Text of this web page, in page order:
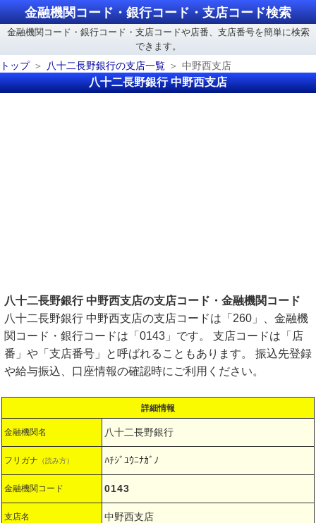
金融機関コード・銀行コード・支店コード検索
金融機関コード・銀行コード・支店コードや店番、支店番号を簡単に検索
できます。
トップ
八十二長野銀行の支店一覧 中野西支店
八十二長野銀行 中野西支店
八十二長野銀行 中野西支店の支店コード・金融機関コード
八十二長野銀行 中野西支店の支店コードは「260」、金融機
関コード・銀行コードは「0143」です。 支店コードは「店
番」や「支店番号」と呼ばれることもあります。 振込先登録
や給与振込、口座情報の確認時にご利用ください。
詳細情報
金融機関名 八十二長野銀行
フリガナ （読み方） ﾊﾁｼﾞﾕｳﾆﾅｶﾞﾉ
金融機関コード 0143
支店名 中野西支店